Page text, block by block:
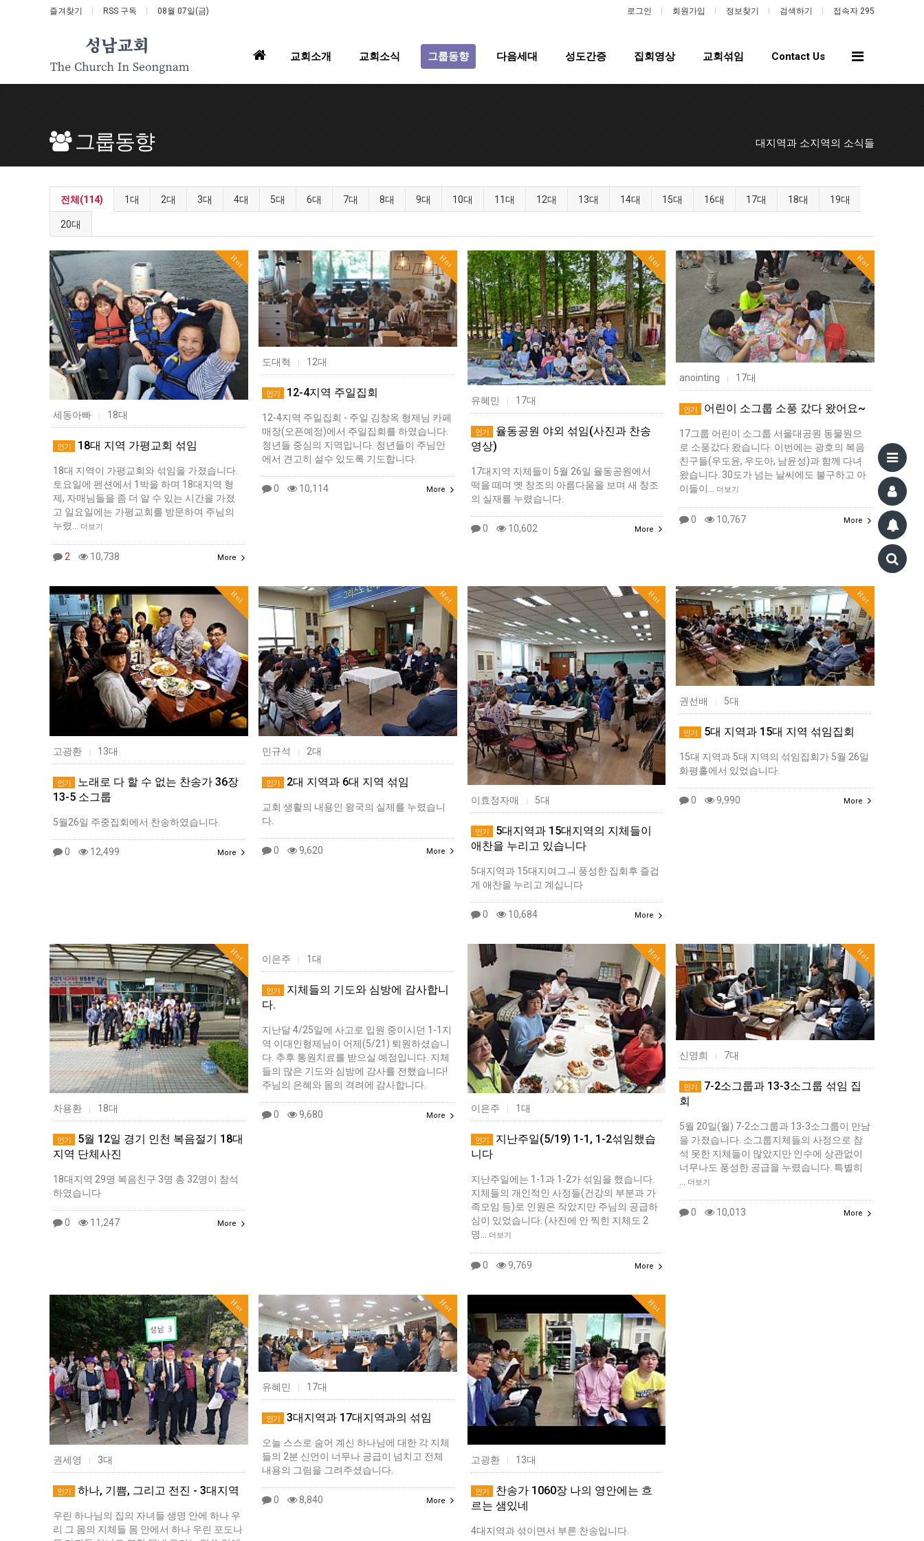
즐겨찾기 RSS 구독 08월 07일(금) 로그인 회원가입 정보찾기 검색하기 접속자 295
홈
로
교회소개 교회소식 그룹동향 다음세대 성도간증 집회영상 교회섞임 Contact Us
전
메
그룹동향 대지역과 소지역의 소식들
전체(114) 1대 2대 3대 4대 5대 6대 7대 8대 9대 10대 11대 12대 13대 14대 15대 16대 17대 18대 19대
20대
Hot
세동아빠 18대
인기 18대 지역 가평교회 섞임
18대 지역이 가평교회와 섞임을 가졌습니다.
토요일에 펜션에서 1박을 하며 18대지역 형
제, 자매님들을 좀 더 알 수 있는 시간을 가졌
고 일요일에는 가평교회를 방문하여 주님의
누렸… 더보기
2 10,738 More
Hot
도대혁 12대
인기 12-4지역 주일집회
12-4지역 주일집회 - 주일 김창옥 형제님 카페
매장(오픈예정)에서 주일집회를 하였습니다.
청년들 중심의 지역입니다. 청년들이 주님안
에서 견고히 설수 있도록 기도합니다.
0 10,114 More
Hot
유혜민 | 17대
인기
율동공원 야외 섞임(사진과 찬송
영상)
17대지역 지체들이 5월 26일 율동공원에서
떡을 떼며 옛 창조의 아름다움을 보며 새 창조
의 실재를 누렸습니다.
0 10,602 More
Hot
anointing | 17대
인기 어린이 소그룹 소풍 갔다 왔어요~
17그룹 어린이 소그룹 서울대공원 동물원으
로 소풍갔다 왔습니다. 이번에는 광호의 복음
친구들(우도윤, 우도아, 남윤성)과 함께 다녀
왔습니다. 30도가 넘는 날씨에도 불구하고 아
이들이…
더보기
0 10,767 More
Hot
고광환 | 13대
인기
노래로 다 할 수 없는 찬송가 36장
13-5 소그룹
5월26일 주중집회에서 찬송하였습니다.
0 12,499 More
Hot
민규석 | 2대
인기 2대 지역과 6대 지역 섞임
교회 생활의 내용인 왕국의 실제를 누렸습니
다.
0 9,620 More
Hot
이효정자매 | 5대
인기
5대지역과 15대지역의 지체들이
애찬을 누리고 있습니다
5대지역과 15대지여그ㅢ 풍성한 집회후 즐겁
게 애찬을 누리고 계십니다
0 10,684 More
Hot
권선배 | 5대
인기 5대 지역과 15대 지역 섞임집회
15대 지역과 5대 지역의 섞임집회가 5월 26일
화평홀에서 있었습니다.
0 9,990 More
Hot
차용환 18대
인기
5월 12일 경기 인천 복음절기 18대
지역 단체사진
18대지역 29명 복음친구 3명 총 32명이 참석
하였습니다
0 11,247 More
이은주 | 1대
인기
지체들의 기도와 심방에 감사합니
다.
지난달 4/25일에 사고로 입원 중이시던 1-1지
역 이대인형제님이 어제(5/21) 퇴원하셨습니
다. 추후 통원치료를 받으실 예정입니다. 지체
들의 많은 기도와 심방에 감사를 전했습니다!
주님의 은혜와 몸의 격려에 감사합니다.
0 9,680 More
Hot
이은주 1대
인기
지난주일(5/19) 1-1, 1-2섞임했습
니다
지난주일에는 1-1과 1-2가 섞임을 했습니다.
지체들의 개인적인 사정들(건강의 부분과 가
족모임 등)로 인원은 작았지만 주님의 공급하
심이 있었습니다. (사진에 안 찍힌 지체도 2
명… 더보기
0 9,769 More
Hot
신영희 7대
인기
7-2소그룹과 13-3소그룹 섞임 집
회
5월 20일(월) 7-2소그룹과 13-3소그룹이 만남
을 가졌습니다. 소그룹지체들의 사정으로 참
석 못한 지체들이 많았지만 인수에 상관없이
너무나도 풍성한 공급을 누렸습니다. 특별히
더보기
0 10,013 More
Hot
권세영 | 3대
인기 하나, 기쁨, 그리고 전진 - 3대지역
우린 하나님의 집의 자녀들 생명 안에 하나 우
리 그 몸의 지체들 몸 안에서 하나 우린 포도나
Hot
유혜민 | 17대
인기 3대지역과 17대지역과의 섞임
오늘 스스로 숨어 계신 하나님에 대한 각 지체
들의 2분 신언이 너무나 공급이 넘치고 전체
내용의 그림을 그려주셨습니다.
0 8,840 More
Hot
고광환 | 13대
인기
찬송가 1060장 나의 영안에는 흐
르는 샘있네
4대지역과 섞이면서 부른 찬송입니다.